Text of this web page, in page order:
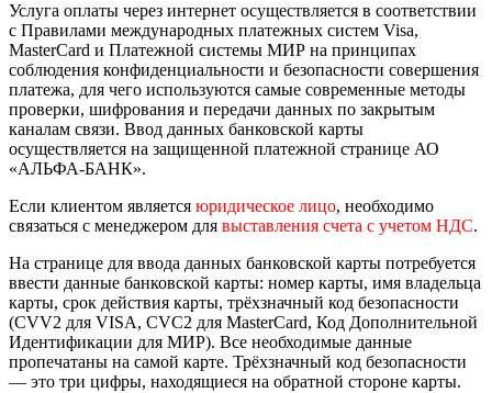
Услуга оплаты через интернет осуществляется в соответствии
с Правилами международных платежных систем Visa,
MasterCard и Платежной системы МИР на принципах
соблюдения конфиденциальности и безопасности совершения
платежа, для чего используются самые современные методы
проверки, шифрования и передачи данных по закрытым
каналам связи. Ввод данных банковской карты
осуществляется на защищенной платежной странице АО
«АЛЬФА-БАНК».
Если клиентом является юридическое лицо, необходимо
связаться с менеджером для выставления счета с учетом НДС.
На странице для ввода данных банковской карты потребуется
ввести данные банковской карты: номер карты, имя владельца
карты, срок действия карты, трёхзначный код безопасности
(CVV2 для VISA, CVC2 для MasterCard, Код Дополнительной
Идентификации для МИР). Все необходимые данные
пропечатаны на самой карте. Трёхзначный код безопасности
— это три цифры, находящиеся на обратной стороне карты.